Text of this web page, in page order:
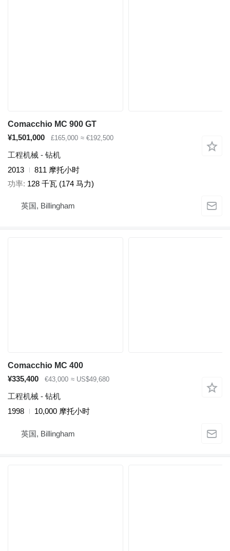
Comacchio MC 900 GT
¥1,501,000
£165,000 ≈ €192,500
工程机械 - 钻机
2013
811 摩托小时
功率 128 千瓦 (174 马力)
英国, Billingham
Comacchio MC 400
¥335,400
€43,000 ≈ US$49,680
工程机械 - 钻机
1998
10,000 摩托小时
英国, Billingham